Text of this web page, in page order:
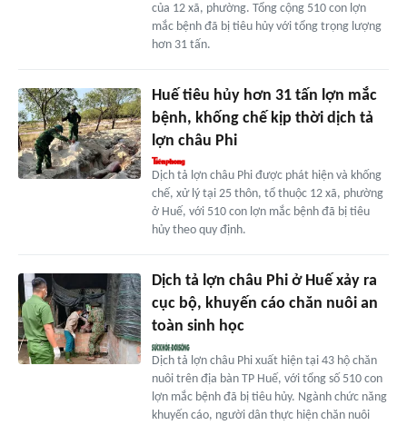
của 12 xã, phường. Tổng cộng 510 con lợn
mắc bệnh đã bị tiêu hủy với tổng trọng lượng
hơn 31 tấn.
Huế tiêu hủy hơn 31 tấn lợn mắc
bệnh, khống chế kịp thời dịch tả
lợn châu Phi
Dịch tả lợn châu Phi được phát hiện và khống
chế, xử lý tại 25 thôn, tổ thuộc 12 xã, phường
ở Huế, với 510 con lợn mắc bệnh đã bị tiêu
hủy theo quy định.
Dịch tả lợn châu Phi ở Huế xảy ra
cục bộ, khuyến cáo chăn nuôi an
toàn sinh học
Dịch tả lợn châu Phi xuất hiện tại 43 hộ chăn
nuôi trên địa bàn TP Huế, với tổng số 510 con
lợn mắc bệnh đã bị tiêu hủy. Ngành chức năng
khuyến cáo, người dân thực hiện chăn nuôi